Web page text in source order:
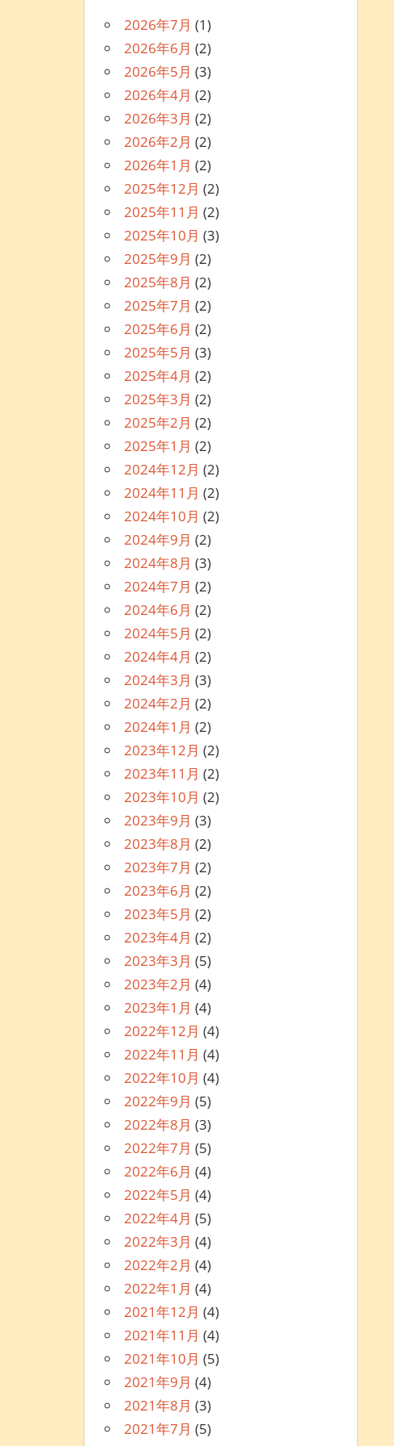
2026年7月 (1)
2026年6月 (2)
2026年5月 (3)
2026年4月 (2)
2026年3月 (2)
2026年2月 (2)
2026年1月 (2)
2025年12月 (2)
2025年11月 (2)
2025年10月 (3)
2025年9月 (2)
2025年8月 (2)
2025年7月 (2)
2025年6月 (2)
2025年5月 (3)
2025年4月 (2)
2025年3月 (2)
2025年2月 (2)
2025年1月 (2)
2024年12月 (2)
2024年11月 (2)
2024年10月 (2)
2024年9月 (2)
2024年8月 (3)
2024年7月 (2)
2024年6月 (2)
2024年5月 (2)
2024年4月 (2)
2024年3月 (3)
2024年2月 (2)
2024年1月 (2)
2023年12月 (2)
2023年11月 (2)
2023年10月 (2)
2023年9月 (3)
2023年8月 (2)
2023年7月 (2)
2023年6月 (2)
2023年5月 (2)
2023年4月 (2)
2023年3月 (5)
2023年2月 (4)
2023年1月 (4)
2022年12月 (4)
2022年11月 (4)
2022年10月 (4)
2022年9月 (5)
2022年8月 (3)
2022年7月 (5)
2022年6月 (4)
2022年5月 (4)
2022年4月 (5)
2022年3月 (4)
2022年2月 (4)
2022年1月 (4)
2021年12月 (4)
2021年11月 (4)
2021年10月 (5)
2021年9月 (4)
2021年8月 (3)
2021年7月 (5)